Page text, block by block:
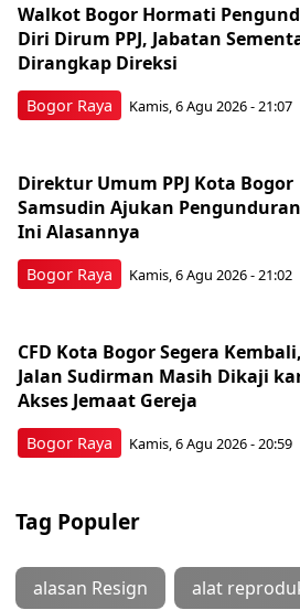
Bogor Raya
Walkot Bogor Hormati
Diri Dirum PPJ, Jabatan
Dirangkap Direksi
Kamis, 6 Agu 2026 - 21:07
Bogor Raya
Direktur Umum PPJ Kota Bogor
Samsudin Ajukan
Ini Alasannya
Kamis, 6 Agu 2026 - 21:02
Bogor Raya
CFD Kota Bogor Segera Kembali,
Jalan Sudirman Masih Dikaji
Akses Jemaat Gereja
Kamis, 6 Agu 2026 - 20:59
Tag Populer
alasan Resign alat